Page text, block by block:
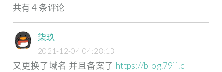
共有 4 条评论
柒玖
2021-12-04 04:28:13
又更换了域名 并且备案了 https://blog.79ii.c